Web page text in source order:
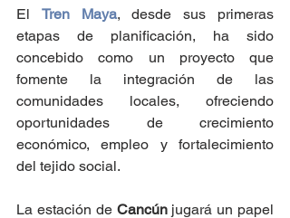
El Tren Maya, desde sus primeras
etapas de planificación, ha sido
concebido como un proyecto que
fomente la integración de las
comunidades locales, ofreciendo
oportunidades de crecimiento
económico, empleo y fortalecimiento
del tejido social.
La estación de Cancún jugará un papel